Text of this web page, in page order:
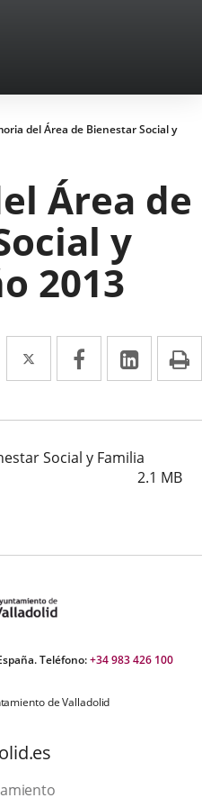
del Área de Bienestar Social y
Área de
y
2013
Twitter
Enlace
a
una
externa.
Facebook
Enlace
a
una
externa.
Enlace
a
una
Social y Familia
2.1 MB
Teléfono:+34 983 426 100
de Valladolid